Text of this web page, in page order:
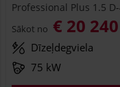
Professional Plus 1.5
Sākot no € 20 240
Dīzeļdegviela
75 kW